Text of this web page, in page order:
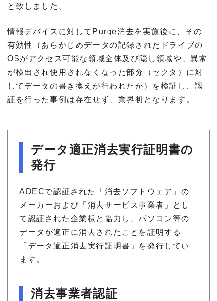
と致しました。
情報デバイスに対してPurge消去を実施後に、その
有効性（あらかじめデータの記録されたドライブの
OSがアクセス可能な領域全体及び隠し領域や、異常
が検出され使用されなくなった部分（セクタ）に対
してデータの書き換えが行われたか）を検証し、認
証を行った事例は存在せず、業界初となります。
データ適正消去実行証明書の
発行
ADECで認証された「消去ソフトウェア」の
メーカーおよび「消去サービス事業者」とし
て認証された企業様と協力し、パソコン等の
データが適正に消去されたことを証明する
「データ適正消去実行証明書」を発行してい
ます。
消去事業者認証